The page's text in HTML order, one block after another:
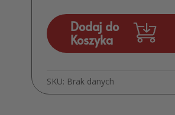
Pnąca"
MD1434
Dodaj do
Koszyka
SKU: Brak danych